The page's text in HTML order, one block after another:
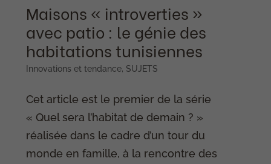
Maisons « introverties »
avec patio : le génie des
habitations tunisiennes
Innovations et tendance, SUJETS
Cet article est le premier de la série
« Quel sera l’habitat de demain ? »
réalisée dans le cadre d’un tour du
monde en famille, à la rencontre des